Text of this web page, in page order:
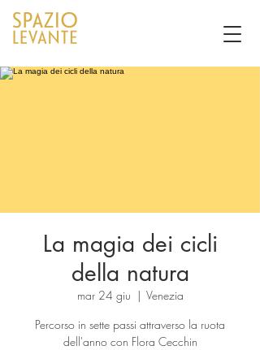
La magia dei cicli
della natura
mar 24 giu
  |
Venezia
Percorso in sette passi attraverso la ruota
dell'anno con Flora Cecchin